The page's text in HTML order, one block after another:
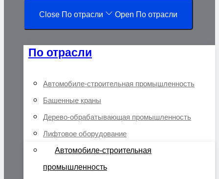
Close По отрасли Open По отрасли
По отрасли
Автомобиле-строительная промышленность
Башенные краны
Дерево-обрабатывающая промышленность
Лифтовое оборудование
Автомобиле-строительная
промышленность